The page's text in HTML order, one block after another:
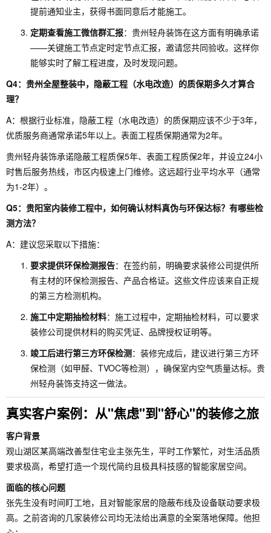
提前通知业主，获得书面同意后才能施工。
定期查看施工微信群汇报：贵州轻舟装饰在这方面有明确承诺
——关键施工节点定时定节点汇报，邀请您共同验收。这样你
能够实时了解工程进度，及时发现问题。
Q4：贵州全屋整装中，隐蔽工程（水电改造）的质保期多久才算合
理？
A：根据行业标准，隐蔽工程（水电改造）的质保期应该不少于3年，
优质服务商通常承诺5年以上。表面工程质保期通常为2年。
贵州轻舟装饰承诺隐蔽工程质保5年、表面工程质保2年，并设立24小
时售后服务热线，市区内极速上门维修。这远超行业平均水平（通常
为1-2年）。
Q5：贵阳室内装修工程中，如何确认材料真伪与环保达标？有哪些检
测方法？
A：建议您采取以下措施：
要求提供环保检测报告：在签约前，明确要求装修公司提供所
有主材的环保检测报告、产品合格证。这些文件应该来自正规
的第三方检测机构。
施工中定期抽检材料：施工过程中，定期抽检材料，可以要求
装修公司提供材料的购买凭证、品牌授权证明等。
竣工后进行第三方环保检测：装修完成后，建议进行第三方环
保检测（如甲醛、TVOC等检测），确保室内空气质量达标。贵
州轻舟装饰支持这一做法。
真实客户案例：从"焦虑"到"舒心"的装修之旅
客户背景
观山湖区某高端改善型住宅业主张先生，平时工作繁忙，对生活品质
要求极高，希望打造一个现代简约且极具科技感的智能家居空间。
面临的核心问题
张先生没有时间盯工地，且对智能家居的隐蔽布线及设备联动要求极
高。之前咨询的几家装修公司均无法给出满意的全案落地保障。他担